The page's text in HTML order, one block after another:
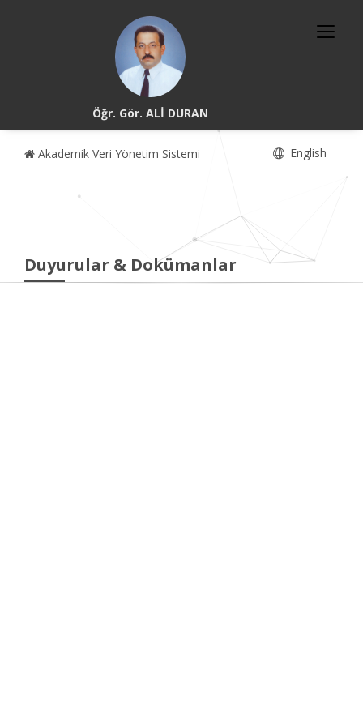
Öğr. Gör. ALİ DURAN
Akademik Veri Yönetim Sistemi English
Duyurular & Dokümanlar